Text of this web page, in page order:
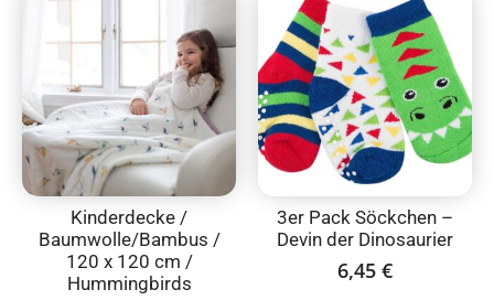
Kinderdecke /
Baumwolle/Bambus /
120 x 120 cm /
Hummingbirds
3er Pack Söckchen –
Devin der Dinosaurier
6,45 €